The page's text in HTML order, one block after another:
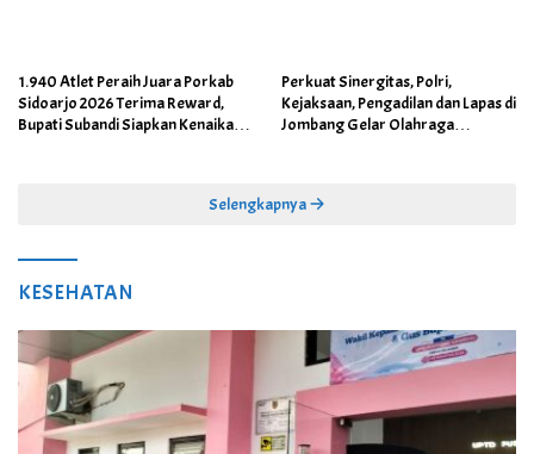
1.940 Atlet Peraih Juara Porkab
Sidoarjo 2026 Terima Reward,
Bupati Subandi Siapkan Kenaikan
Perkuat Sinergitas, Polri,
Kejaksaan, Pengadilan dan Lapas di
Jombang Gelar Olahraga
Selengkapnya
KESEHATAN